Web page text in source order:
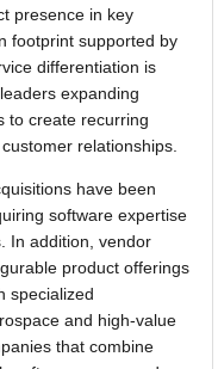
presence in key
footprint supported by
differentiation is
expanding
to create recurring
relationships.
have been
software expertise
In addition, vendor
product offerings
specialized
and high-value
that combine